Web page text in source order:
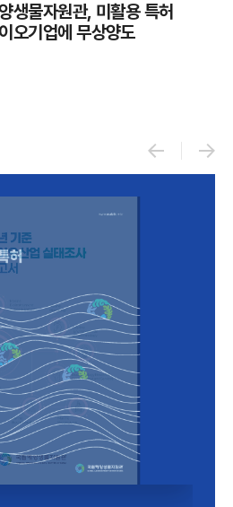
생물자원관, 미활용 특허
오기업에 무상양도